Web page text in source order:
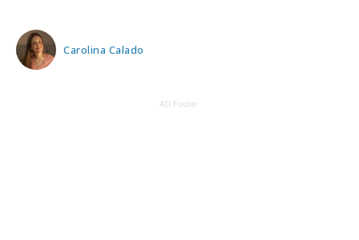
Carolina Calado
AD Footer